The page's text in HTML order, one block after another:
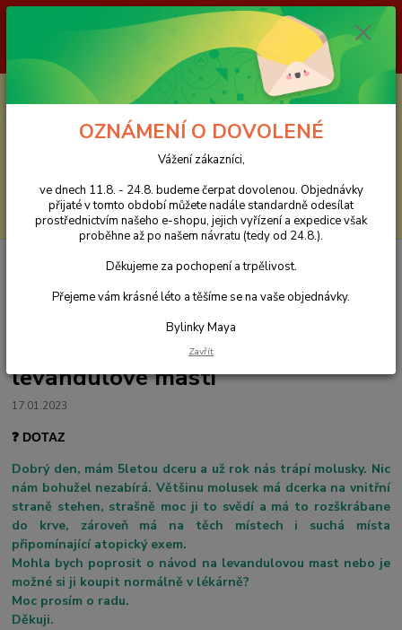
Vážení zákazníci, ve dnech 11.8. - 24.8. budeme čerpat dovolenou.
Objednávky přijaté v tomto období můžete nadále standardně odesílat
prostřednictvím našeho e-shopu, jejich vyřízení a expedice však proběhne
až po našem návratu (tedy od 24.8.). Děkujeme za pochopení a trpělivost.
CZK
Hledat
0
za0 Kč
Bylinková poradna Maya zdarma - Vaše dotazy
dcery, atopický ekzém, návod na výrobu levandulové masti
Molusky u pětileté dcery,
atopický ekzém, návod na výrobu
levandulové masti
17.01.2023
❓ DOTAZ
Dobrý den, mám 5letou dceru a už rok nás trápí molusky. Nic
nám bohužel nezabírá. Většinu molusek má dcerka na vnitřní
straně stehen, strašně moc ji to svědí a má to rozškrábane
do krve, zároveň má na těch místech i suchá místa
připomínající atopický exem.
Mohla bych poprosit o návod na levandulovou mast nebo je
možné si ji koupit normálně v lékárně?
Moc prosím o radu.
Děkuji.
OZNÁMENÍ O DOVOLENÉ
Vážení zákazníci,
ve dnech 11.8. - 24.8. budeme čerpat dovolenou. Objednávky
přijaté v tomto období můžete nadále standardně odesílat
prostřednictvím našeho e-shopu, jejich vyřízení a expedice však
proběhne až po našem návratu (tedy od 24.8.).
Děkujeme za pochopení a trpělivost.
Přejeme vám krásné léto a těšíme se na vaše objednávky.
Bylinky Maya
Zavřít